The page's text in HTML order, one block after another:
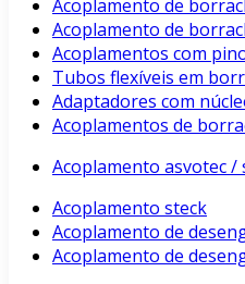
Acoplamento de
Acoplamento de
Acoplamentos com
Tubos flexíveis em
Adaptadores com
Acoplamentos de
Acoplamento asvotec /
Acoplamento steck
Acoplamento de
Acoplamento de